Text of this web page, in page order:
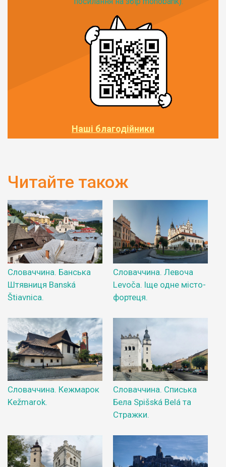
Наші благодійники
Читайте також
Словаччина. Банська
Штявниця Banská
Štiavnica.
Словаччина. Левоча
Levoča. Іще одне місто-
фортеця.
Словаччина. Кежмарок
Kežmarok.
Словаччина. Списька
Бела Spišská Belá та
Стражки.